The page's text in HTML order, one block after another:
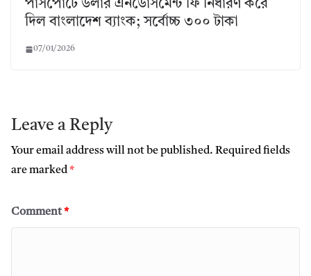
পাসপোর্টে ডলার এনডোর্সমেন্ট ফি নির্ধারণ করে
দিল বাংলাদেশ ব্যাংক; সর্বোচ্চ ৩০০ টাকা
07/01/2026
Leave a Reply
Your email address will not be published. Required fields
are marked*
Comment*